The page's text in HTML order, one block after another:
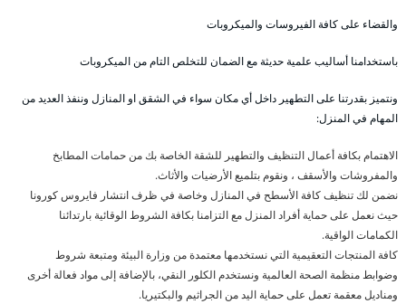
والقضاء على كافة الفيروسات والميكروبات
باستخدامنا أساليب علمية حديثة مع الضمان للتخلص التام من الميكروبات
ونتميز بقدرتنا على التطهير داخل أي مكان سواء في الشقق او المنازل وننفذ العديد من
المهام في المنزل:
الاهتمام بكافة أعمال التنظيف والتطهير للشقة الخاصة بك من حمامات المطابخ
والمفروشات والأسقف ، ونقوم بتلميع الأرضيات والأثاث.
نضمن لك تنظيف كافة الأسطح في المنازل وخاصة في ظرف انتشار فايروس كورونا
حيث نعمل على حماية أفراد المنزل مع التزامنا بكافة الشروط الوقائية بارتدائنا
الكمامات الواقية.
كافة المنتجات التعقيمية التي نستخدمها معتمدة من وزارة البيئة ومتبعة شروط
وضوابط منظمة الصحة العالمية ونستخدم الكلور النقي، بالإضافة إلى مواد فعالة أخرى
ومناديل معقمة تعمل على حماية اليد من الجراثيم والبكتيريا.